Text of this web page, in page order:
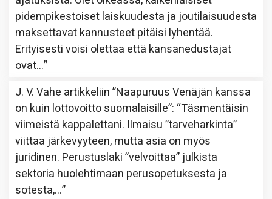
pidempikestoiset laiskuudesta ja joutilaisuudesta
maksettavat kannusteet pitäisi lyhentää.
Erityisesti voisi olettaa että kansanedustajat
ovat…”
J. V. Vahe artikkeliin”Naapuruus Venäjän kanssa
on kuin lottovoitto suomalaisille”: “Täsmentäisin
viimeistä kappalettani. Ilmaisu ”tarveharkinta”
viittaa järkevyyteen, mutta asia on myös
juridinen. Perustuslaki ”velvoittaa” julkista
sektoria huolehtimaan perusopetuksesta ja
sotesta,…”